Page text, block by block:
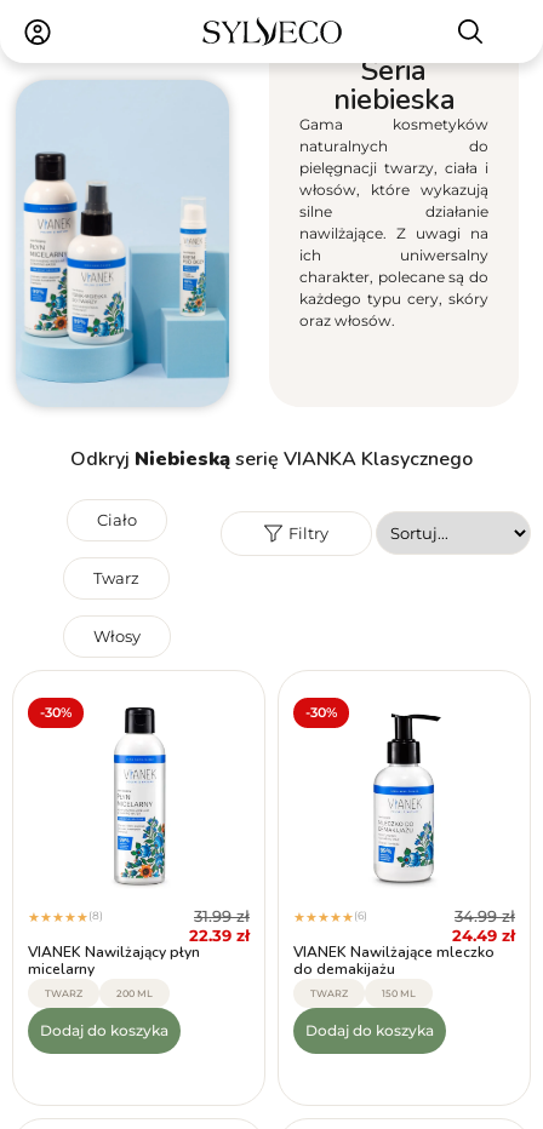
Seria
niebieska
Gama kosmetyków
naturalnych do
pielęgnacji twarzy, ciała i
włosów, które wykazują
silne działanie
nawilżające. Z uwagi na
ich uniwersalny
charakter, polecane są do
każdego typu cery, skóry
oraz włosów.
Odkryj Niebieskąserię VIANKA Klasycznego
Filtry
Ciało
Twarz
Włosy
Przeznaczenie Produkt wegański
Nie
Bezpieczny w ciąży
Tak
Po konsultacji
Reset filtrów
-30%
★★★★★(8) 31.99zł
22.39 zł
VIANEK Nawilżający płyn
micelarny
TWARZ 200 ML
Dodaj do koszyka
-30%
★★★★★(6) 34.99zł
24.49 zł
VIANEK Nawilżające mleczko
do demakijażu
TWARZ 150 ML
Dodaj do koszyka